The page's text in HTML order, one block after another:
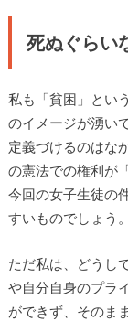
死ぬぐらい
私も「貧困」とい
のイメージが湧い
定義づけるのはな
の憲法での権利が
今回の女子生徒の
すいものでしょう。
ただ私は、どうし
や自分自身のプラ
ができず、そのま